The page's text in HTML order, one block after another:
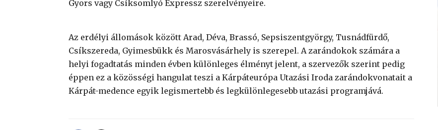
Gyors vagy Csíksomlyó Expressz szerelvényeire.
Az erdélyi állomások között Arad, Déva, Brassó, Sepsiszentgyörgy, Tusnádfürdő,
Csíkszereda, Gyimesbükk és Marosvásárhely is szerepel. A zarándokok számára a
helyi fogadtatás minden évben különleges élményt jelent, a szervezők szerint pedig
éppen ez a közösségi hangulat teszi a Kárpáteurópa Utazási Iroda zarándokvonatait a
Kárpát-medence egyik legismertebb és legkülönlegesebb utazási programjává.